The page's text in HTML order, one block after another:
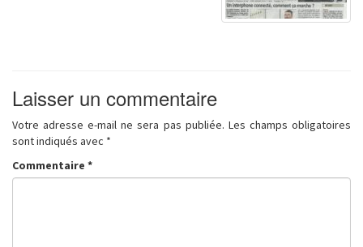
Laisser un commentaire
Votre adresse e-mail ne sera pas publiée. Les champs obligatoires
sont indiqués avec *
Commentaire *